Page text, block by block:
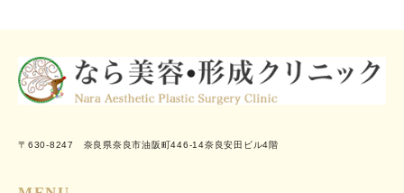
〒630-8247 奈良県奈良市油阪町446-14奈良安田ビル4階